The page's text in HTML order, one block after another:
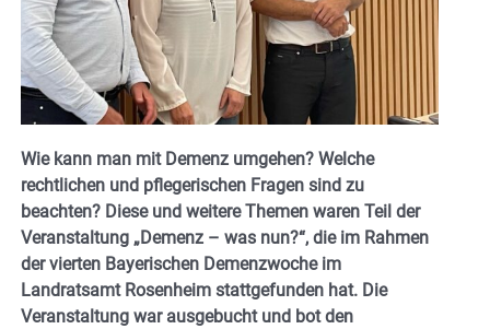
Wie kann man mit Demenz umgehen? Welche
rechtlichen und pflegerischen Fragen sind zu
beachten? Diese und weitere Themen waren Teil der
Veranstaltung „Demenz – was nun?“, die im Rahmen
der vierten Bayerischen Demenzwoche im
Landratsamt Rosenheim stattgefunden hat. Die
Veranstaltung war ausgebucht und bot den